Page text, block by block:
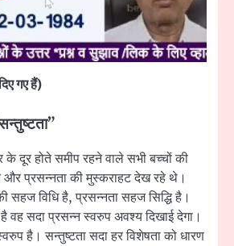
गए हैं)
के दूर होते समीप रहने वाले सभी बच्चों की
और प्रसन्नता की मुस्कराहट देख रहे थे।
सहज विधि है, प्रसन्नता सहज सिद्धि है।
वह सदा प्रसन्न स्वरुप अवश्य दिखाई देगा।
है। सन्तुष्टता सदा हर विशेषता को धारण